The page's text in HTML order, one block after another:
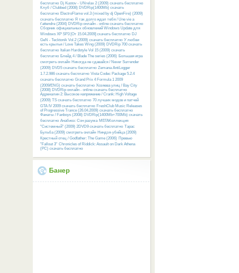
бесплатно Dj Kustov - UNrelax 2 (2009) скачать бесплатно
Клуб / Clubbed (2008) DVDRip(1400Mb) скачать
бесплатно ElectroFlame vol.3 (mixed by dj OpenFire) (2009)
скачать бесплатно Я так долго ждал тебя / Une vie a
t'attendre (2004) DVDRip онлайн - online скачать бесплатно
Сборник официальных обновлений Windows Update для
Windows XP SP3 [От 15.04.2009] скачать бесплатно DJ
GeN - Tecktonik Vol.2 (2009) скачать бесплатно У любви
есть крылья / Love Takes Wing (2009) DVDRip 700 скачать
бесплатно Italian Hardstyle Vol 15 (2009) скачать
бесплатно Блейд 4 / Blade The series (2006) Большая игра
смотреть онлайн Никогда не сдавайся / Never Surrender
(2009) DVD5 скачать бесплатно Zemana AntiLogger
1.7.2.986 скачать бесплатно Vista Codec Package 5.2.4
скачать бесплатно Grand Prix 4 Formula 1 2009
(2009/ENG) скачать бесплатно Хозяева улиц / Bay City
(2008) DVDRip онлайн - online скачать бесплатно
Адреналин 2: Высокое напряжение / Crank: High Voltage
(2009) TS скачать бесплатно 70 лучших модов и патчей
GTA IV 2009 скачать бесплатно FreshClub Music Releases
of Progressive Trance (26.04.2009) скачать бесплатно
Фанаты / Fanboys (2008) DVDRip(1400Mb+700Mb) скачать
бесплатно Анабиоз: Сон разума МЕГАКоллекция
"Системный" (2009) 2DVD9 скачать бесплатно Тарас
Бульба (2009) смотреть онлайн Ниндзя-убийца (2009)
Крестный отец / Godfather: The Game (2006) Превью
"Fallout 3" Chronicles of Riddick: Assault on Dark Athena
(PC) скачать бесплатно
Банер